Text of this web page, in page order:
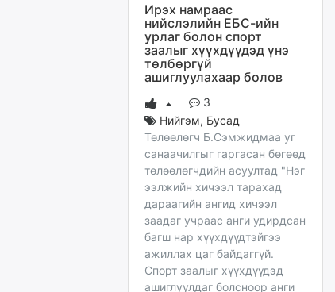
Ирэх намраас
нийслэлийн ЕБС-ийн
урлаг болон спорт
заалыг хүүхдүүдэд үнэ
төлбөргүй
ашиглуулахаар болов
3
Нийгэм, Бусад
Төлөөлөгч Б.Сэмжидмаа уг
санаачилгыг гаргасан бөгөөд
төлөөлөгчдийн асуултад "Нэг
ээлжийн хичээл тарахад
дараагийн ангид хичээл
заадаг учраас анги удирдсан
багш нар хүүхдүүдтэйгээ
ажиллах цаг байдаггүй.
Спорт заалыг хүүхдүүдэд
ашиглуулдаг болсноор анги